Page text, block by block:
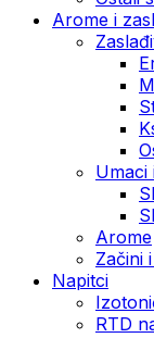
Arome i
Umaci
Arome
Začini
Napitci
RTD